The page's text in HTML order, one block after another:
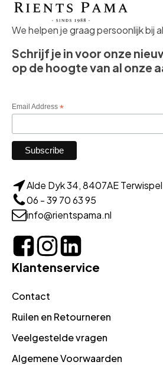
We helpen je graag persoonlijk bij
Schrijf je in voor onze
op de hoogte van al onze
Email Address *
Alde Dyk 34, 8407AE Terwispel
06 - 39 70 63 95
info@rientspama.nl
Klantenservice
Contact
Ruilen en Retourneren
Veelgestelde vragen
Algemene Voorwaarden